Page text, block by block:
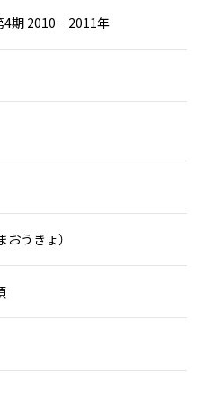
4期 2010－2011年
おうきょ）